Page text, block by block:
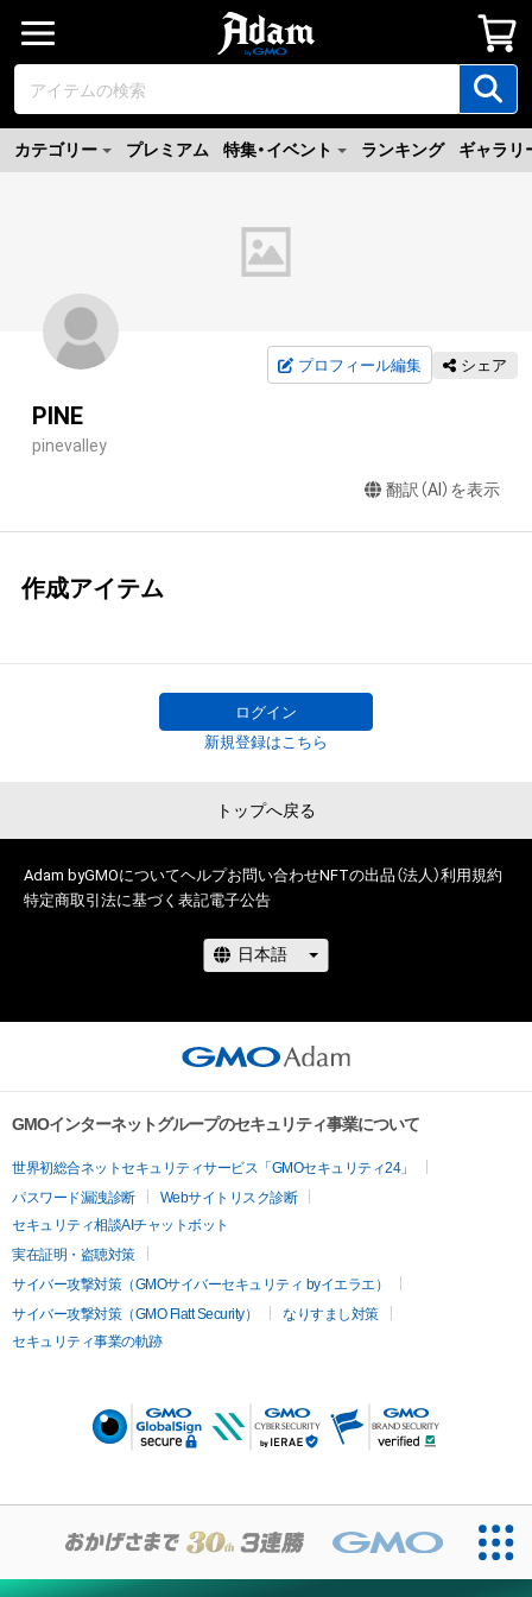
カテゴリー プレミアム 特集・イベント ランキング ギャラリ
プロフィール編集 シェア
PINE
pinevalley
翻訳（AI）を表示
作成アイテム
ログイン
新規登録はこちら
トップへ戻る
Adam byGMOについてヘルプお問い合わせNFTの出品（法人）利用規約
特定商取引法に基づく表記電子公告
GMOインターネットグループのセキュリティ事業について
世界初総合ネットセキュリティサービス「GMOセキュリティ24」
パスワード漏洩診断
Webサイトリスク診断
セキュリティ相談AIチャットボット
実在証明・盗聴対策
サイバー攻撃対策（GMOサイバーセキュリティ byイエラエ）
サイバー攻撃対策（GMO Flatt Security）
なりすまし対策
セキュリティ事業の軌跡